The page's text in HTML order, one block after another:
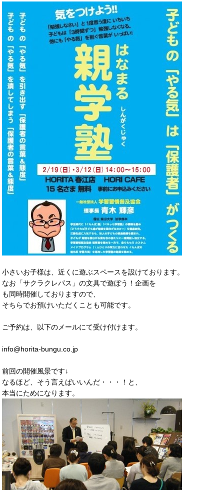
小さいお子様は、近くに遊ぶスペースを設けております。
なお「サクラクレパス」の文具で遊ぼう！企画を
も同時開催しておりますので、
そちらでお預けいただくことも可能です。
ご予約は、以下のメールにて受け付けます。
info@horita-bungu.co.jp
前回の開催風景です↓
なるほど、そう言えばいいんだ・・・！と、
本当にためになります。